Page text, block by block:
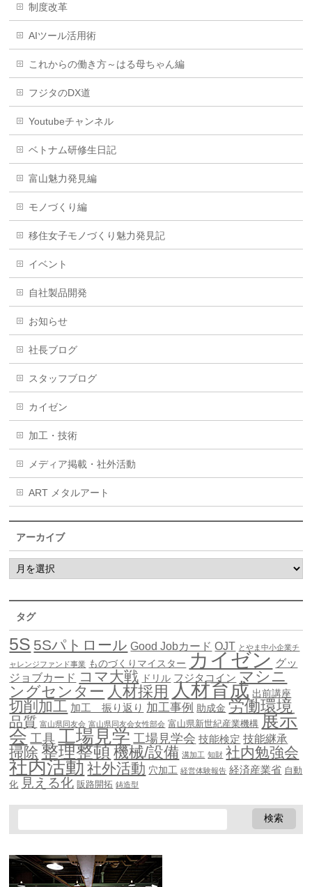
制度改革
AIツール活用術
これからの働き方～はる母ちゃん編
フジタのDX道
Youtubeチャンネル
ベトナム研修生日記
富山魅力発見編
モノづくり編
移住女子モノづくり魅力発見記
イベント
自社製品開発
お知らせ
社長ブログ
スタッフブログ
カイゼン
加工・技術
メディア掲載・社外活動
ART メタルアート
アーカイブ
タグ
5S 5Sパトロール Good Jobカード OJT とやま中小企業チ
ャレンジファンド事業 ものづくりマイスター カイゼン グッ
ジョブカード コマ大戦 ドリル フジタコイン マシニ
ングセンター 人材採用 人材育成 出前講座
切削加工 加工 振り返り 加工事例 助成金 労働環境
品質 富山県同友会 富山県同友会女性部会 富山県新世紀産業機構 展示
会 工具 工場見学 工場見学会 技能検定 技能継承
掃除 整理整頓機械/設備 溝加工 知財 社内勉強会
社内活動社外活動 穴加工 経営体験報告 経済産業省 自動
化 見える化 販路開拓 鋳造型